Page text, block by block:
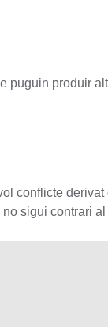
puguin produir
conflicte
sigui contrari